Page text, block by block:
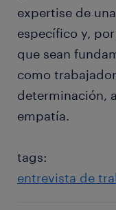
expertise de
específico y,
que sean
como
determinación,
empatía.
tags:
entrevista de